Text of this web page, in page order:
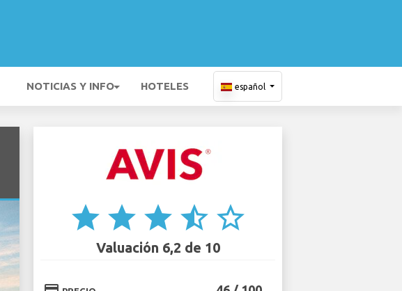
NOTICIAS Y INFO HOTELES español
star star star star_half star_border
Valuación 6,2 de 10